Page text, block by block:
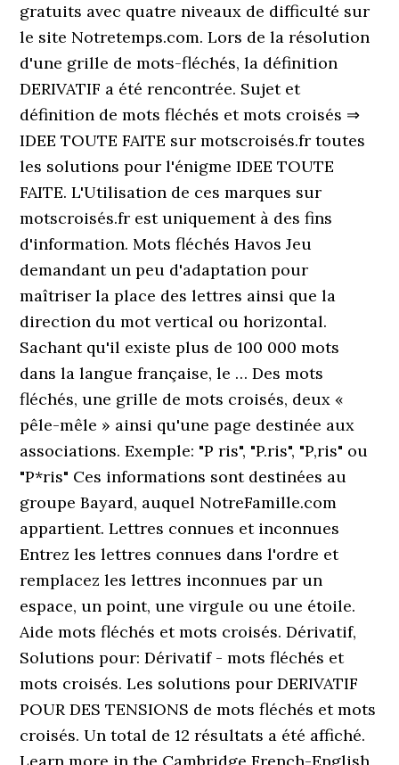
gratuits avec quatre niveaux de difficulté sur
le site Notretemps.com. Lors de la résolution
d'une grille de mots-fléchés, la définition
DERIVATIF a été rencontrée. Sujet et
définition de mots fléchés et mots croisés ⇒
IDEE TOUTE FAITE sur motscroisés.fr toutes
les solutions pour l'énigme IDEE TOUTE
FAITE. L'Utilisation de ces marques sur
motscroisés.fr est uniquement à des fins
d'information. Mots fléchés Havos Jeu
demandant un peu d'adaptation pour
maîtriser la place des lettres ainsi que la
direction du mot vertical ou horizontal.
Sachant qu'il existe plus de 100 000 mots
dans la langue française, le … Des mots
fléchés, une grille de mots croisés, deux «
pêle-mêle » ainsi qu'une page destinée aux
associations. Exemple: "P ris", "P.ris", "P,ris" ou
"P*ris" Ces informations sont destinées au
groupe Bayard, auquel NotreFamille.com
appartient. Lettres connues et inconnues
Entrez les lettres connues dans l'ordre et
remplacez les lettres inconnues par un
espace, un point, une virgule ou une étoile.
Aide mots fléchés et mots croisés. Dérivatif,
Solutions pour: Dérivatif - mots fléchés et
mots croisés. Les solutions pour DERIVATIF
POUR DES TENSIONS de mots fléchés et mots
croisés. Un total de 12 résultats a été affiché.